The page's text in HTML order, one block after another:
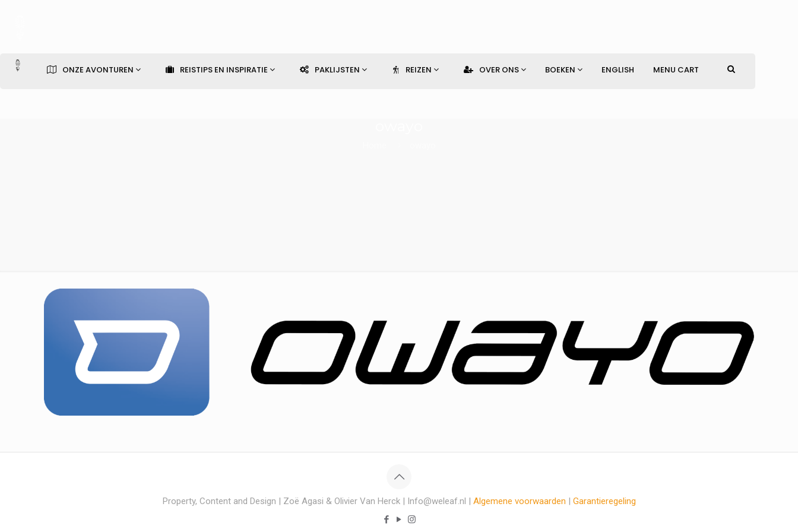
ONZE AVONTUREN REISTIPS EN INSPIRATIE PAKLIJSTEN REIZEN OVER ONS BOEKEN ENGLISH MENU CART
Property, Content and Design | Zoë Agasi & Olivier Van Herck | Info@weleaf.nl | Algemene voorwaarden | Garantieregeling